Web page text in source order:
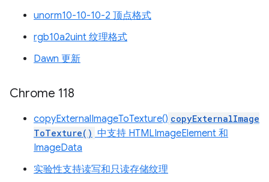
unorm10-10-10-2 顶点格式
rgb10a2uint 纹理格式
Dawn 更新
Chrome 118
copyExternalImageToTexture() copyExternalImage
ToTexture() 中支持 HTMLImageElement 和
ImageData
实验性支持读写和只读存储纹理